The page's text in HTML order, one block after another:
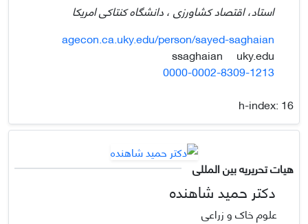
استاد، اقتصاد کشاورزی ، دانشگاه کنتاکی امریکا
agecon.ca.uky.edu/person/sayed-saghaian
uky.edu
0000-0002-8309-1213
h-index:16
هیات تحریریه بین المللی
دکتر حمید شاهنده
علوم خاک و زراعی